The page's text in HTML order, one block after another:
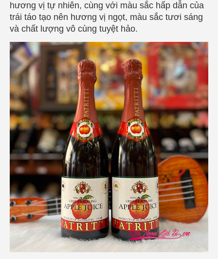
hương vị tự nhiên, cùng với màu sắc hấp dẫn của
trái táo tạo nên hương vị ngọt, màu sắc tươi sáng
và chất lượng vô cùng tuyệt hảo.